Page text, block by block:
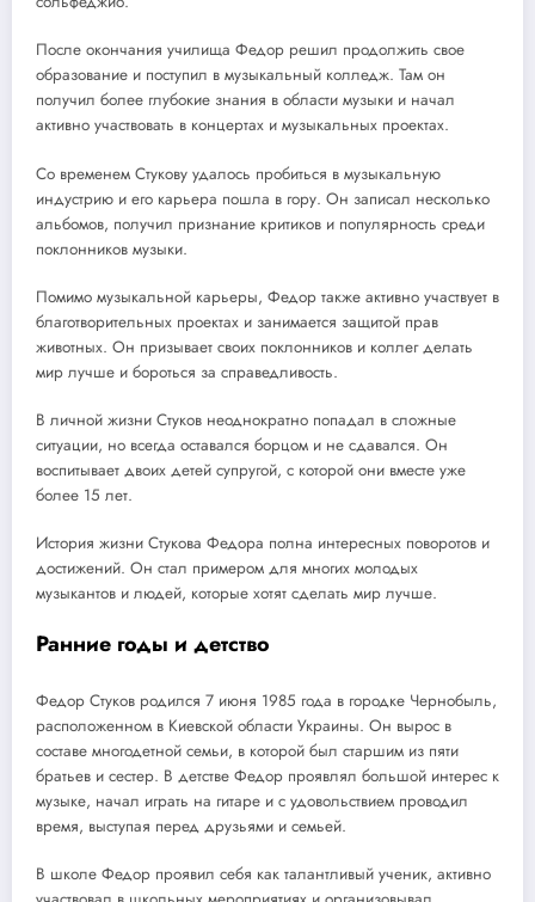
После окончания училища Федор решил продолжить свое
образование и поступил в музыкальный колледж. Там он
получил более глубокие знания в области музыки и начал
активно участвовать в концертах и музыкальных проектах.
Со временем Стукову удалось пробиться в музыкальную
индустрию и его карьера пошла в гору. Он записал несколько
альбомов, получил признание критиков и популярность среди
поклонников музыки.
Помимо музыкальной карьеры, Федор также активно участвует в
благотворительных проектах и занимается защитой прав
животных. Он призывает своих поклонников и коллег делать
мир лучше и бороться за справедливость.
В личной жизни Стуков неоднократно попадал в сложные
ситуации, но всегда оставался борцом и не сдавался. Он
воспитывает двоих детей супругой, с которой они вместе уже
более 15 лет.
История жизни Стукова Федора полна интересных поворотов и
достижений. Он стал примером для многих молодых
музыкантов и людей, которые хотят сделать мир лучше.
Ранние годы и детство
Федор Стуков родился 7 июня 1985 года в городке Чернобыль,
расположенном в Киевской области Украины. Он вырос в
составе многодетной семьи, в которой был старшим из пяти
братьев и сестер. В детстве Федор проявлял большой интерес к
музыке, начал играть на гитаре и с удовольствием проводил
время, выступая перед друзьями и семьей.
В школе Федор проявил себя как талантливый ученик, активно